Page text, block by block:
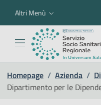
Altri Menù
Homepage / Azienda /
Dipartimento per le